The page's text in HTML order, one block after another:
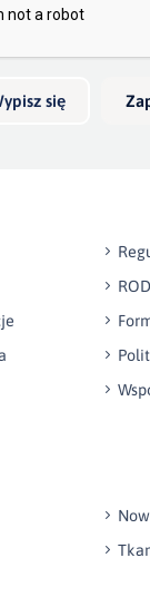
będzie mniała
nalezy
o produkcie
się